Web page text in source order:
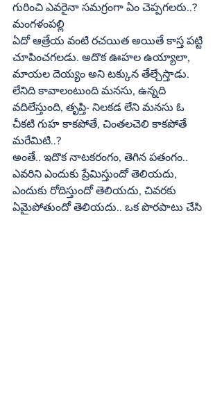
గురించి ఎవరైనా సమగ్రంగా ఏం చెప్పగలరు..?
మంగళంపల్లి
ఏదో ఆత్రేయ వంటి రచయిత అయితే కాస్త పట్టి
చూపించగలడు. అదొక ఊహల ఉయ్యాలా,
మాయల దెయ్యం అని టక్కున తేల్చేస్తాడు.
లేనిది కావాలంటుంది మనసు, ఉన్నది
వదిలేస్తుంది, తృప్తి- నిలకడ లేని మనసు ఓ
చీకటి గుహ కాకపోతే, చింతలచెలి కాకపోతే
మరేమిటి..?
అంతే.. ఇదొక నాటకరంగం, తెగిన పతంగం..
ఎవరిని ఎందుకు ప్రేమిస్తుందో తెలియదు,
ఎందుకు రోదిస్తుందో తెలియదు, చివరకు
ఏమైపోతుందో తెలియదు.. ఒక పొరపాటు చేసి